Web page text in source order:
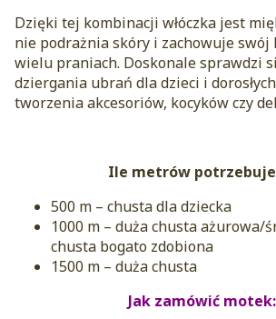
Dzięki tej kombinacji włóczka jest
nie podrażnia skóry i zachowuje swój
wielu praniach. Doskonale sprawdzi
dziergania ubrań dla dzieci i
tworzenia akcesoriów, kocyków czy
Ile metrów
500 m – chusta dla dziecka
1000 m – duża chusta ażurowa/
chusta bogato zdobiona
1500 m – duża chusta
Jak zamówić motek: